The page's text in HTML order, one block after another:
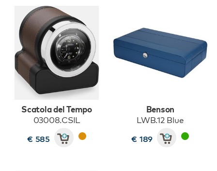
Scatola del Tempo
03008.CSIL
€ 585
Benson
LWB.12 Blue
€ 189